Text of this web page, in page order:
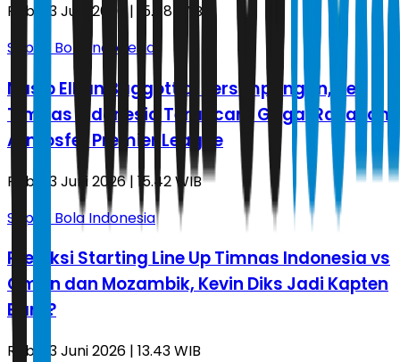
Rabu, 3 Juni 2026 | 15.48 WIB
Sepak Bola Indonesia
Nasib Elkan Baggott di Persimpangan, Bek
Timnas Indonesia Terancam Gagal Rasakan
Atmosfer Premier League
Rabu, 3 Juni 2026 | 15.42 WIB
Sepak Bola Indonesia
Prediksi Starting Line Up Timnas Indonesia vs
Oman dan Mozambik, Kevin Diks Jadi Kapten
Baru?
Rabu, 3 Juni 2026 | 13.43 WIB